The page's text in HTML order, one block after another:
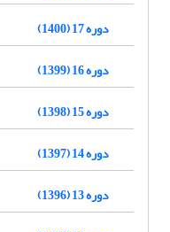
دوره 17 (1400)
دوره 16 (1399)
دوره 15 (1398)
دوره 14 (1397)
دوره 13 (1396)